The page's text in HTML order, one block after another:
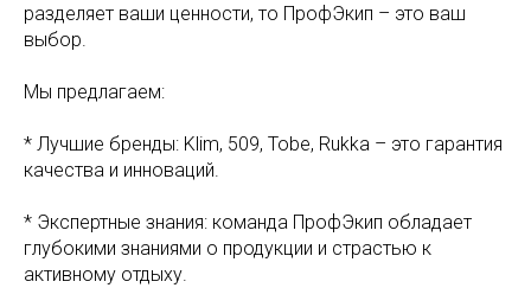
разделяет ваши ценности, то ПрофЭкип – это ваш
выбор.
Мы предлагаем:
* Лучшие бренды: Klim, 509, Tobe, Rukka – это гарантия
качества и инноваций.
* Экспертные знания: команда ПрофЭкип обладает
глубокими знаниями о продукции и страстью к
активному отдыху.